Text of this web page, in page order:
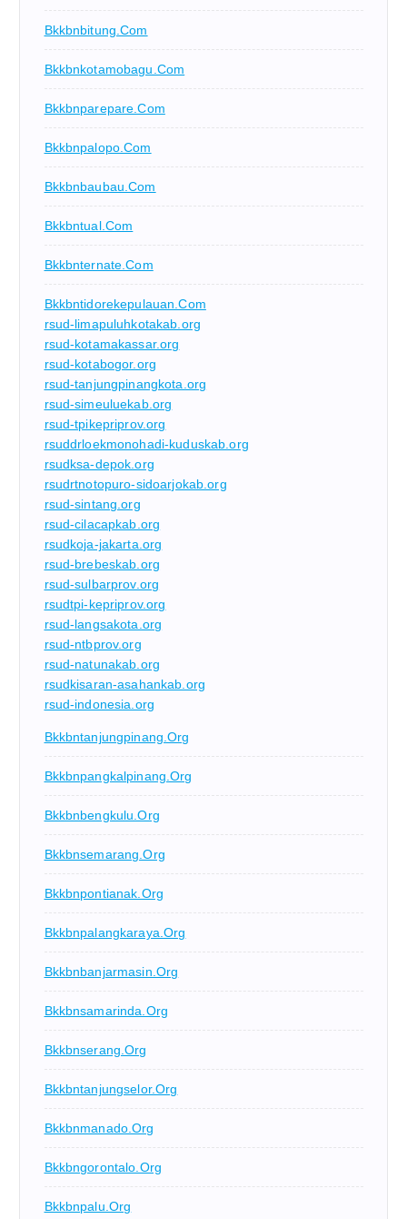
Bkkbnbitung.com
Bkkbnkotamobagu.com
Bkkbnparepare.com
Bkkbnpalopo.com
Bkkbnbaubau.com
Bkkbntual.com
Bkkbnternate.com
Bkkbntidorekepulauan.com
rsud-limapuluhkotakab.org
rsud-kotamakassar.org
rsud-kotabogor.org
rsud-tanjungpinangkota.org
rsud-simeuluekab.org
rsud-tpikepriprov.org
rsuddrloekmonohadi-kuduskab.org
rsudksa-depok.org
rsudrtnotopuro-sidoarjokab.org
rsud-sintang.org
rsud-cilacapkab.org
rsudkoja-jakarta.org
rsud-brebeskab.org
rsud-sulbarprov.org
rsudtpi-kepriprov.org
rsud-langsakota.org
rsud-ntbprov.org
rsud-natunakab.org
rsudkisaran-asahankab.org
rsud-indonesia.org
Bkkbntanjungpinang.org
Bkkbnpangkalpinang.org
Bkkbnbengkulu.org
Bkkbnsemarang.org
Bkkbnpontianak.org
Bkkbnpalangkaraya.org
Bkkbnbanjarmasin.org
Bkkbnsamarinda.org
Bkkbnserang.org
Bkkbntanjungselor.org
Bkkbnmanado.org
Bkkbngorontalo.org
Bkkbnpalu.org